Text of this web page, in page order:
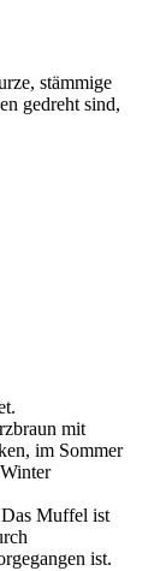
stämmige
gedreht sind,
mit
im Sommer
Muffel ist
ist.